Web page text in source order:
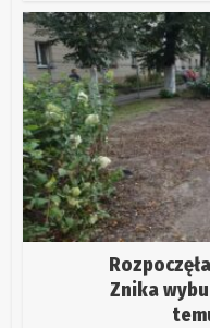
Znika